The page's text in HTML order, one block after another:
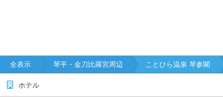
全表示 琴平・金刀比羅宮周辺 ことひら温泉 琴参閣
ホテル